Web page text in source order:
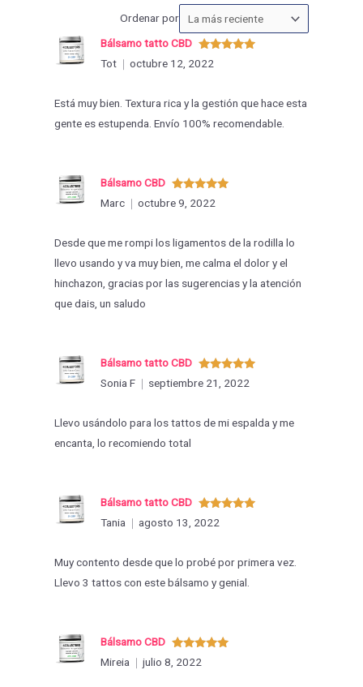
Ordenar porOrdenar
las
Valorado
con
Bálsamo tatto CBD
Tot
octubre 12, 2022
Está muy bien. Textura rica y la gestión que hace esta
gente es estupenda. Envío 100% recomendable.
Valorado
con5de 5
Bálsamo CBD
Marc
octubre 9, 2022
Desde que me rompi los ligamentos de la rodilla lo
llevo usando y va muy bien, me calma el dolor y el
hinchazon, gracias por las sugerencias y la atención
que dais, un saludo
Valorado
con 5de 5
Bálsamo tatto CBD
Sonia F
septiembre 21, 2022
Llevo usándolo para los tattos de mi espalda y me
encanta, lo recomiendo total
Valorado
con
Bálsamo tatto CBD
Tania
agosto 13, 2022
Muy contento desde que lo probé por primera vez.
Llevo 3 tattos con este bálsamo y genial.
Valorado
con5de 5
Bálsamo CBD
Mireia
julio 8, 2022